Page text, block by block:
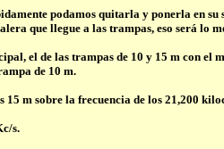
podamos quitarla y ponerla en su
que llegue a las trampas, eso será lo
el de las trampas de 10 y 15 m con el
de 10 m.
m sobre la frecuencia de los 21,200
s.